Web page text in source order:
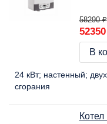
58290 ₽
В
24 кВт настенный
сгорания